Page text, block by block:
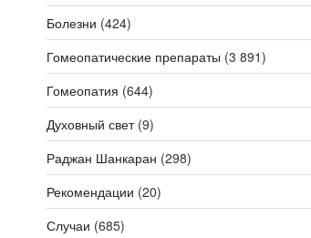
Болезни (424)
Гомеопатические препараты (3 891)
Гомеопатия (644)
Духовный свет(9)
Раджан Шанкаран (298)
Рекомендации (20)
Случаи (685)